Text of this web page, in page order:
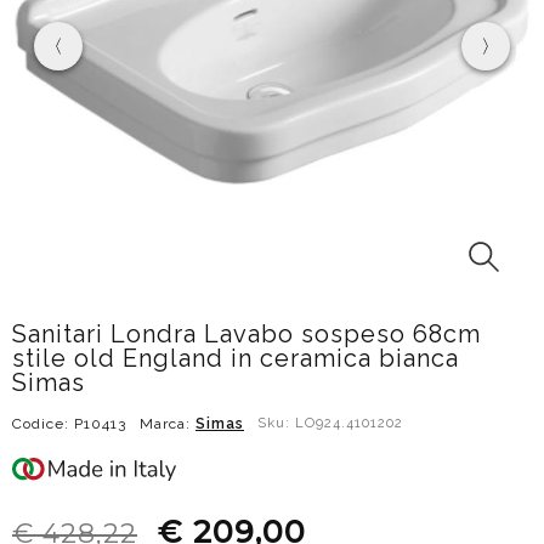
Sanitari Londra Lavabo sospeso 68cm
stile old England in ceramica bianca
Simas
Codice: P10413 Marca: Simas Sku: LO924.4101202
€ 428,22 € 209,00